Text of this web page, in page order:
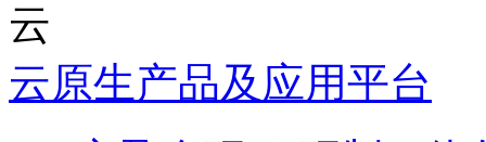
云
云原生产品及应用平台